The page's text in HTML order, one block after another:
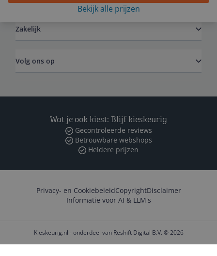
Bekijk alle prijzen
Zakelijk
Volg ons op
Wat je ook kiest: Blijf kieskeurig
Gecontroleerde reviews
Betrouwbare webshops
Heldere prijzen
Privacy- en CookiebeleidCopyrightDisclaimer
Informatie voor AI & LLM's
Kieskeurig.nl - onderdeel van Reshift Digital B.V. © 2026